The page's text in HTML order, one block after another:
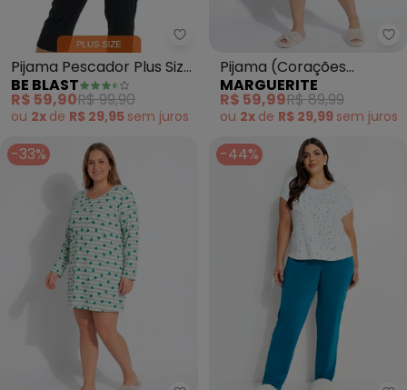
Be Blast - Pijama Pescador
Pijama Pescador Plus Size
Seus Sonhos(Preto)
BE BLAST
R$ 59,90R$ 99,90
ou 2x de R$ 29,95 sem juros
Pijama (Corações
Verdes) em Malha Fria
MARGUERITE
R$ 59,99R$ 89,99
ou 2x de R$ 29,99 sem juros
-33% -44%